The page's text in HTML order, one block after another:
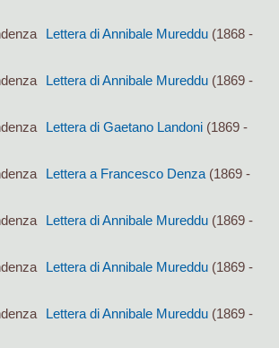
Lettera di Annibale Mureddu (1868 -
Lettera di Annibale Mureddu (1869 -
Lettera di Gaetano Landoni (1869 -
Lettera a Francesco Denza (1869 -
Lettera di Annibale Mureddu (1869 -
Lettera di Annibale Mureddu (1869 -
Lettera di Annibale Mureddu (1869 -